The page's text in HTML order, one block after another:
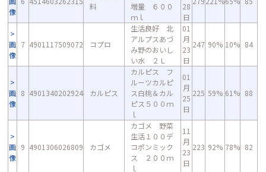
像
料
増量 ６００
ｍｌ
28
日
画
像
7 4901117509072 コプロ
生活良好 北
アルプスあづ
み野のおいし
い水 ２Ｌ
01
月
23
日
247 90% 10% 84
画
像
8 4901340202924 カルピス
カルピス フ
ルーツカルピ
ス白桃＆カル
ピス５００ｍ
ｌ
01
月
25
日
225 59% 61% 88
画
像
9 4901306026809 カゴメ
カゴメ 野菜
生活１００デ
コポンミック
ス ２００ｍ
ｌ
11
月
23
日
223 92% 78% 82